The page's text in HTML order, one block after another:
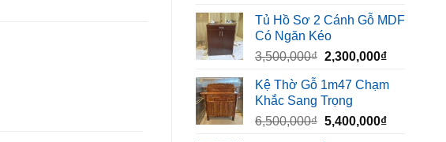
là:
450,000₫.
tại
320,000₫.
Tủ Hồ Sơ 2 Cánh Gỗ MDF
Có Ngăn Kéo
3,500,000₫ Giá
là:
3,500,000₫.
2,300,000₫Giá
tại
Kệ Thờ Gỗ 1m47 Chạm
Khắc Sang Trọng
6,500,000₫ Giá
5,400,000₫Giá